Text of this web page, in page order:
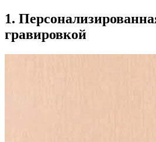
1.
гравировкой